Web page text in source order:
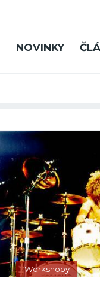
NOVINKY
Workshopy